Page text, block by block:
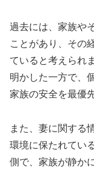
過去には、家族や
ことがあり、その
ていると考えられ
明かした一方で、
家族の安全を最優
また、妻に関する
環境に保たれてい
側で、家族が静か